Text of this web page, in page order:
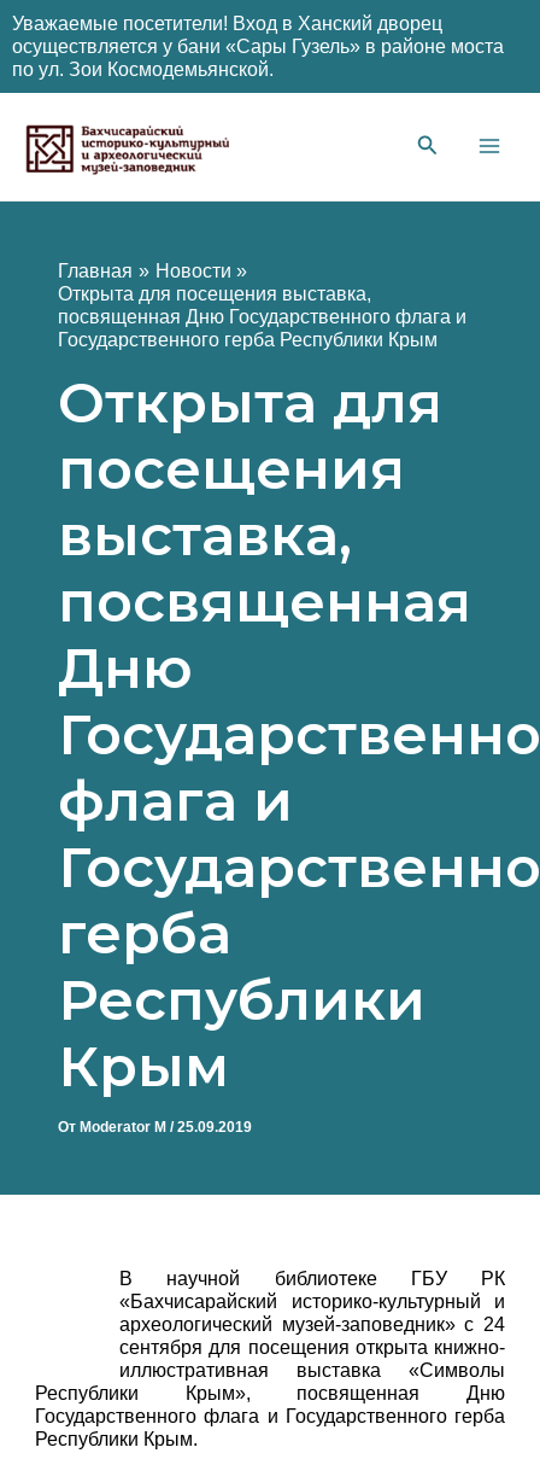
Уважаемые посетители! Вход в Ханский дворец
осуществляется у бани «Сары Гузель» в районе моста
по ул. Зои Космодемьянской.
содержимому
Главная
Новости
Открыта для посещения выставка,
посвященная Дню Государственного флага и
Государственного герба Республики Крым
Открыта для
посещения
выставка,
посвященная
Дню
флага и
герба
Республики
Крым
От Moderator M /25.09.2019
В научной библиотеке ГБУ РК
«Бахчисарайский историко-культурный и
археологический музей-заповедник» c 24
сентября для посещения открыта книжно-
иллюстративная выставка «Символы
Республики Крым», посвященная Дню
Государственного флага и Государственного герба
Республики Крым.